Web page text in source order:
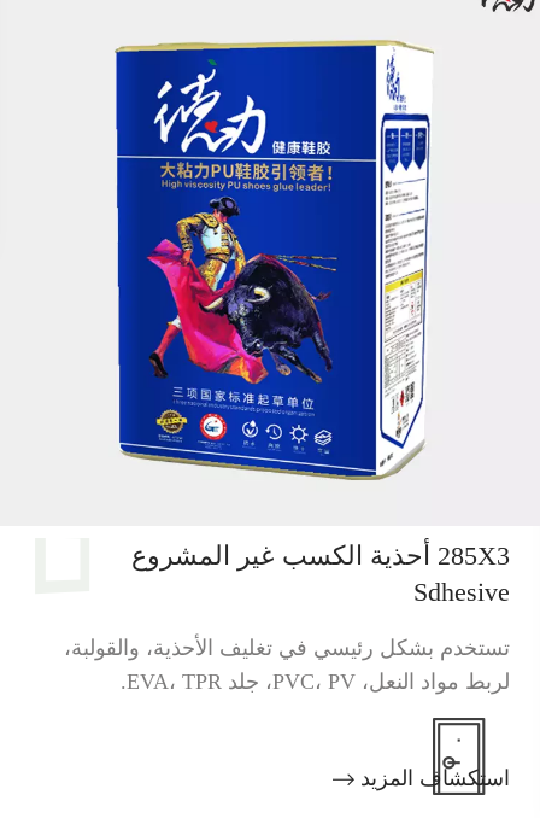
285X3 أحذية الكسب غير المشروع
Sdhesive
تستخدم بشكل رئيسي في تغليف الأحذية، والقولبة،
لربط مواد النعل، PVC، PV، جلد EVA، TPR.
استكشاف المزيد